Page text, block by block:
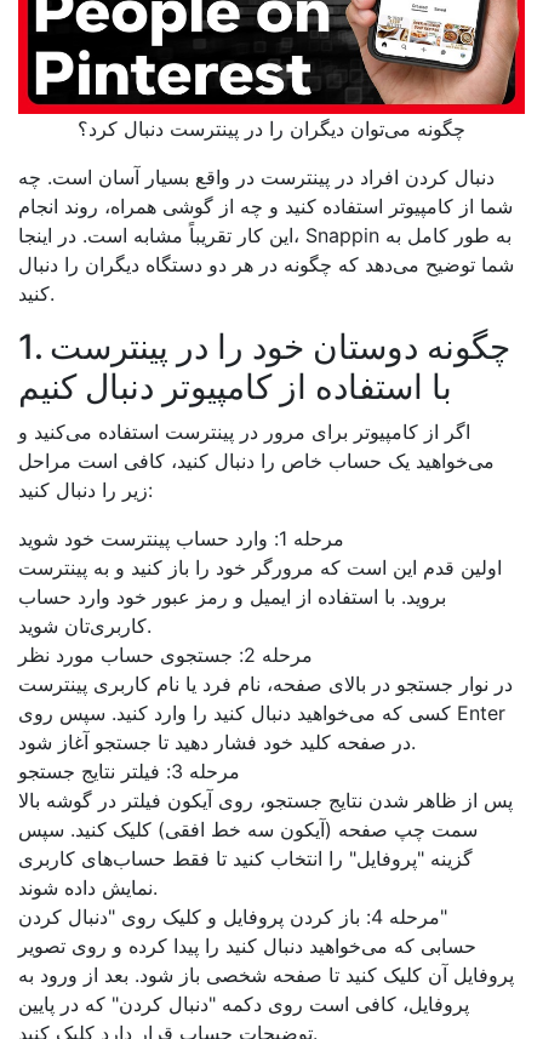
چگونه می‌توان دیگران را در پینترست دنبال کرد؟
دنبال کردن افراد در پینترست در واقع بسیار آسان است. چه
شما از کامپیوتر استفاده کنید و چه از گوشی همراه، روند انجام
این کار تقریباً مشابه است. در اینجا، Snappin به طور کامل به
شما توضیح می‌دهد که چگونه در هر دو دستگاه دیگران را دنبال
کنید.
1. چگونه دوستان خود را در پینترست
با استفاده از کامپیوتر دنبال کنیم
اگر از کامپیوتر برای مرور در پینترست استفاده می‌کنید و
می‌خواهید یک حساب خاص را دنبال کنید، کافی است مراحل
زیر را دنبال کنید:
مرحله 1: وارد حساب پینترست خود شوید
اولین قدم این است که مرورگر خود را باز کنید و به پینترست
بروید. با استفاده از ایمیل و رمز عبور خود وارد حساب
کاربری‌تان شوید.
مرحله 2: جستجوی حساب مورد نظر
در نوار جستجو در بالای صفحه، نام فرد یا نام کاربری پینترست
کسی که می‌خواهید دنبال کنید را وارد کنید. سپس روی Enter
در صفحه کلید خود فشار دهید تا جستجو آغاز شود.
مرحله 3: فیلتر نتایج جستجو
پس از ظاهر شدن نتایج جستجو، روی آیکون فیلتر در گوشه بالا
سمت چپ صفحه (آیکون سه خط افقی) کلیک کنید. سپس
گزینه "پروفایل" را انتخاب کنید تا فقط حساب‌های کاربری
نمایش داده شوند.
مرحله 4: باز کردن پروفایل و کلیک روی "دنبال کردن"
حسابی که می‌خواهید دنبال کنید را پیدا کرده و روی تصویر
پروفایل آن کلیک کنید تا صفحه شخصی باز شود. بعد از ورود به
پروفایل، کافی است روی دکمه "دنبال کردن" که در پایین
توضیحات حساب قرار دارد کلیک کنید.